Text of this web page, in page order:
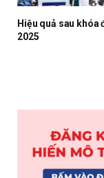
Hiệu quả sau khóa
2025